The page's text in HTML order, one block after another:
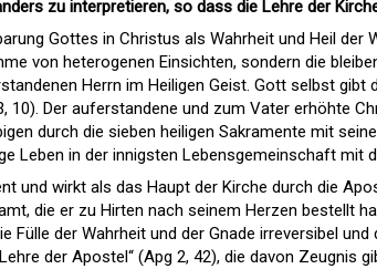
zu interpretieren, so dass die Lehre der
Gottes in Christus als Wahrheit und Heil der
von heterogenen Einsichten, sondern die
Herrn im Heiligen Geist. Gott selbst gibt
10). Der auferstandene und zum Vater erhöhte
durch die sieben heiligen Sakramente mit
Leben in der innigsten Lebensgemeinschaft mit
und wirkt als das Haupt der Kirche durch die
die er zu Hirten nach seinem Herzen bestellt
Fülle der Wahrheit und der Gnade irreversibel und
der Apostel“ (Apg 2, 42), die davon Zeugnis